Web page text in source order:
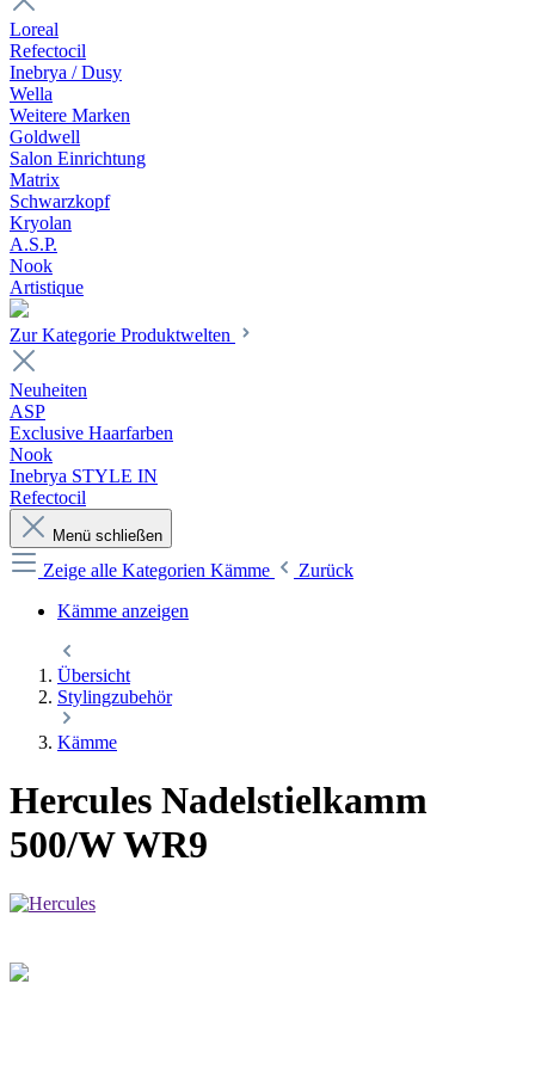
Loreal
Refectocil
Inebrya / Dusy
Wella
Weitere Marken
Goldwell
Salon Einrichtung
Matrix
Schwarzkopf
Kryolan
A.S.P.
Nook
Artistique
Zur Kategorie Produktwelten
Neuheiten
ASP
Exclusive Haarfarben
Nook
Inebrya STYLE IN
Refectocil
Menü schließen
Zeige alle Kategorien Kämme
Zurück
Kämme anzeigen
Übersicht
Stylingzubehör
Kämme
Hercules Nadelstielkamm
500/W WR9